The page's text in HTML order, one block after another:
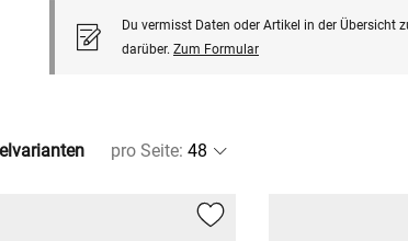
Du vermisst Daten oder Artikel in der Übersicht
darüber. Zum Formular
pro Seite: